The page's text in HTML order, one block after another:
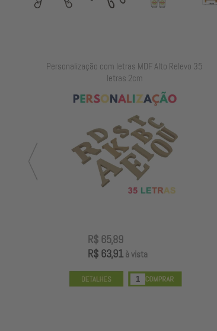
Personalização com letras MDF Alto Relevo 35
letras 2cm
R$ 65,89
R$ 63,91à vista